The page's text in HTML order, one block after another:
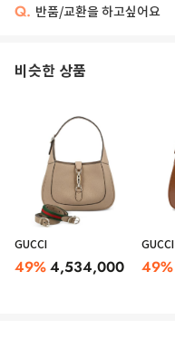
Q. 반품/교환을 하고싶어요
비슷한 상품
GUCCI
49%4,534,000
GUCCI
49%